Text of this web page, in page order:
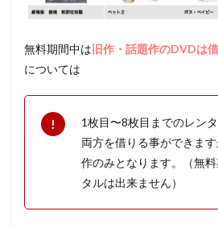
無料期間中は 旧作・話題作のDVDは
については
1枚目〜8枚目までのレン
両方を借りる事ができま
作のみとなります。（無
タルは出来ません）